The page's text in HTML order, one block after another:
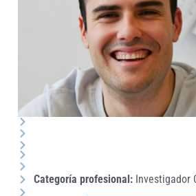
Categoría profesional: Investigador